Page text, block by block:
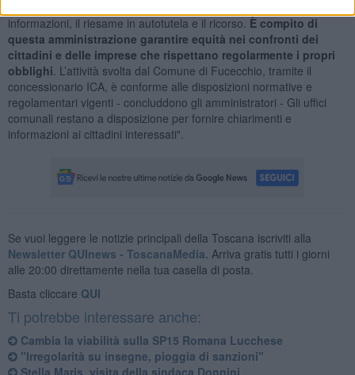
informazioni, il riesame in autotutela e il ricorso. È compito di
questa amministrazione garantire equità nei confronti dei
cittadini e delle imprese che rispettano regolarmente i propri
obblighi . L’attività svolta dal Comune di Fucecchio, tramite il
concessionario ICA, è conforme alle disposizioni normative e
regolamentari vigenti - concluddono gli amministratori - Gli uffici
comunali restano a disposizione per fornire chiarimenti e
informazioni ai cittadini interessati".
Se vuoi leggere le notizie principali della Toscana iscriviti alla
Newsletter QUInews - ToscanaMedia. Arriva gratis tutti i giorni
alle 20:00 direttamente nella tua casella di posta.
Basta cliccare QUI
Ti potrebbe interessare anche:
Cambia la viabilità sulla SP15 Romana Lucchese
"Irregolarità su insegne, pioggia di sanzioni"
Stella Maris, visita della sindaca Donnini